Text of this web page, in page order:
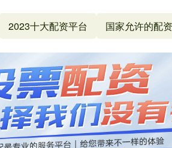
2023十大配资平台 国家允许的配